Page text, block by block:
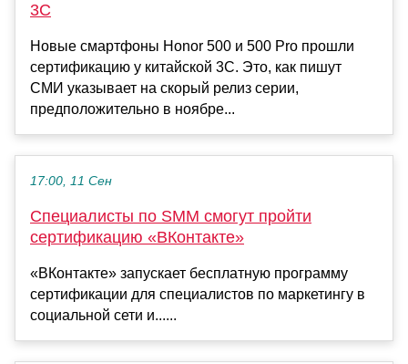
3C
Новые смартфоны Honor 500 и 500 Pro прошли
сертификацию у китайской 3C. Это, как пишут
СМИ указывает на скорый релиз серии,
предположительно в ноябре...
17:00, 11 Сен
Специалисты по SMM смогут пройти
сертификацию «ВКонтакте»
«ВКонтакте» запускает бесплатную программу
сертификации для специалистов по маркетингу в
социальной сети и......